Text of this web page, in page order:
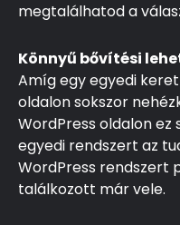
megtalálhatod a
Könnyű bővítési
Amíg egy egyedi
oldalon sokszor
WordPress oldalon ez
egyedi rendszert az
WordPress rendszert
találkozott már vele.